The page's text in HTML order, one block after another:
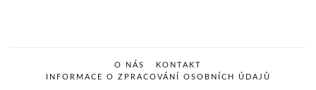
O NÁS
KONTAKT
INFORMACE O ZPRACOVÁNÍ OSOBNÍCH ÚDAJŮ